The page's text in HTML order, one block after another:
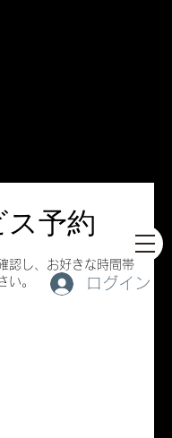
ログイン
予約
認し、お好きな時間帯
い。